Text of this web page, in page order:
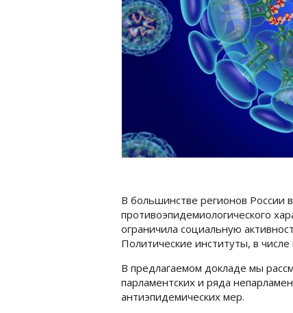
В большинстве регионов
противоэпидемиологического
ограничила социальную
Политические институты, в
В предлагаемом докладе мы
парламентских и ряда
антиэпидемических мер.